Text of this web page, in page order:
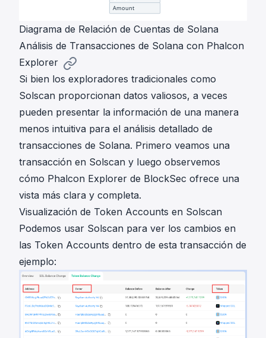
Diagrama de Relación de Cuentas de Solana
Análisis de Transacciones de Solana con Phalcon
Explorer
Si bien los exploradores tradicionales como
Solscan proporcionan datos valiosos, a veces
pueden presentar la información de una manera
menos intuitiva para el análisis detallado de
transacciones de Solana. Primero veamos una
transacción en Solscan y luego observemos
cómo Phalcon Explorer de BlockSec ofrece una
vista más clara y completa.
Visualización de Token Accounts en Solscan
Podemos usar Solscan para ver los cambios en
las Token Accounts dentro de esta transacción de
ejemplo: